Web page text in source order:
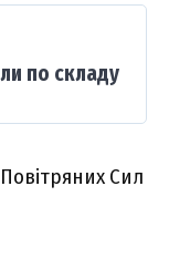
по складу
Сил